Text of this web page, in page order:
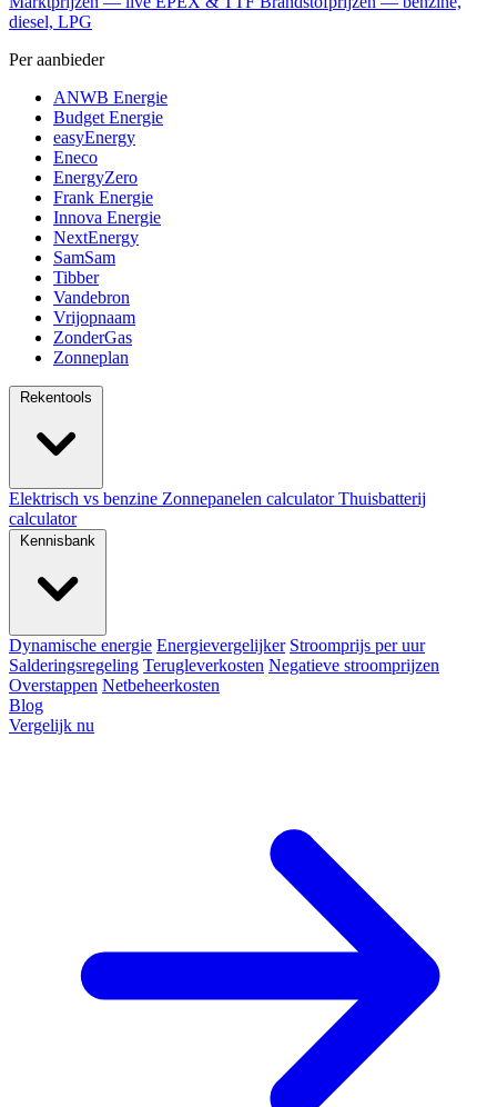
diesel, LPG
Per aanbieder
ANWB Energie
Budget Energie
easyEnergy
Eneco
EnergyZero
Frank Energie
Innova Energie
NextEnergy
SamSam
Tibber
Vandebron
Vrijopnaam
ZonderGas
Zonneplan
Rekentools
Elektrisch vs benzine Zonnepanelen calculatorThuisbatterij
calculator
Kennisbank
Dynamische energie Energievergelijker Stroomprijs per uur
Salderingsregeling Terugleverkosten Negatieve stroomprijzen
Overstappen Netbeheerkosten
Blog
Vergelijk nu